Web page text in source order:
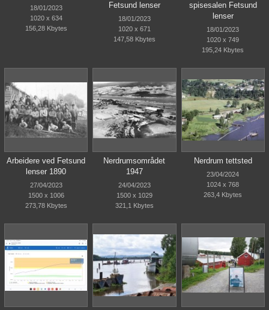
18/01/2023
1020 x 634
156,28 Kbytes
Fetsund lenser
18/01/2023
1020 x 671
147,58 Kbytes
spisesalen Fetsund
lenser
18/01/2023
1020 x 749
195,24 Kbytes
Arbeidere ved Fetsund
lenser 1890
27/04/2023
1500 x 1006
273,78 Kbytes
Nerdrumsområdet
1947
24/04/2023
1500 x 1029
321,1 Kbytes
Nerdrum tettsted
23/04/2024
1024 x 768
263,4 Kbytes